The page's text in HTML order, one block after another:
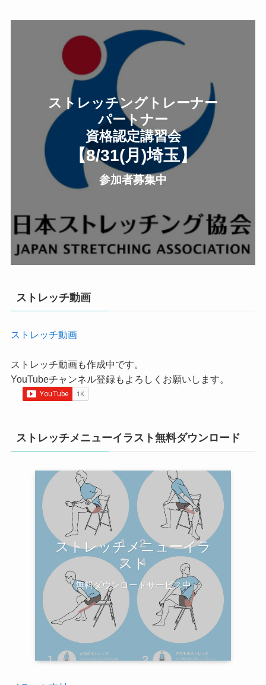
ストレッチングトレーナー
パートナー
資格認定講習会
【8/31(月 )埼玉】
参加者募集中
ストレッチ動画
ストレッチ動画
ストレッチ動画も作成中です。
YouTubeチャンネル登録もよろしくお願いします。
ストレッチメニューイラスト無料ダウンロード
ストレッチメニューイラ
スト
無料ダウンロードサービス中